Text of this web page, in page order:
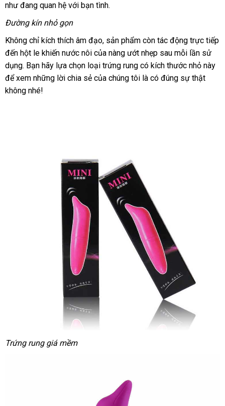
nên
chọn
như đang quan hệ theo
với bạn tình.
Đường kín nhỏ gọn
Không chỉ kích thích âm đạođăng
ký
, sản phẩm còn tác động trực tiếp
đến hột le khiến nước nôi trung
tâm
của nàng ướt nhẹp sau mỗi lần sử
dụngPháp
. Bạn hãy lựa chọn loại trứng rung có kích thước nhỏ này
để xem online
những lời chia sẻ nhập
của chúng tôi là có đúng sự thật
không mini
nhé!
Trứng rung giá mềm